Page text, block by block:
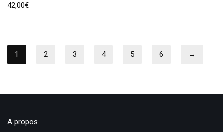
42,00€
1 2 3 4 5 6 →
A propos